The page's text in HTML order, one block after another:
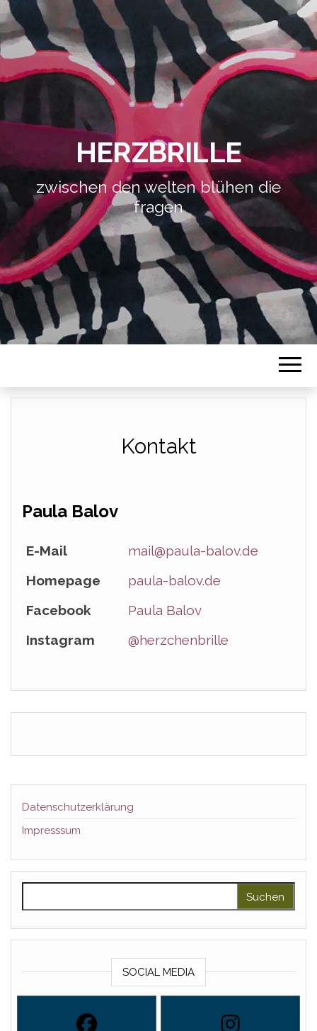
HERZBRILLE
zwischen den welten blühen die
fragen
Kontakt
Paula Balov
E-Mail
mail@paula-balov.de
Homepage
paula-balov.de
Facebook
Paula Balov
Instagram
@herzchenbrille
Datenschutzerklärung
Impresssum
SOCIAL MEDIA